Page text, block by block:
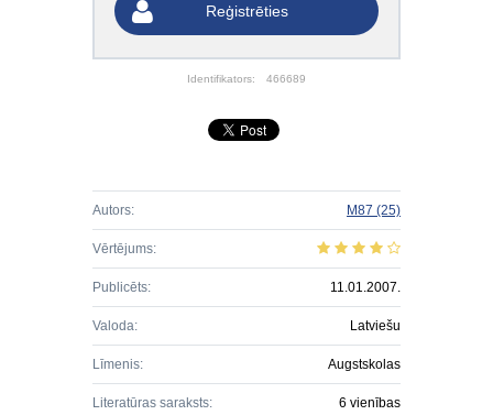
Reģistrēties
Identifikators: 466689
Autors: M87 (25)
Vērtējums:
Publicēts: 11.01.2007.
Valoda: Latviešu
Līmenis: Augstskolas
Literatūras saraksts: 6 vienības